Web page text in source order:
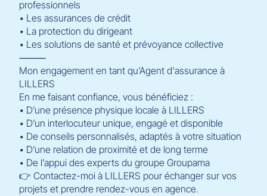
professionnels
• Les assurances de crédit
• La protection du dirigeant
• Les solutions de santé et prévoyance collective
⸻
Mon engagement en tant qu’Agent d'assurance à
LILLERS
En me faisant confiance, vous bénéficiez :
• D’une présence physique locale à LILLERS
• D’un interlocuteur unique, engagé et disponible
• De conseils personnalisés, adaptés à votre situation
• D’une relation de proximité et de long terme
• De l’appui des experts du groupe Groupama
👉 Contactez-moi à LILLERS pour échanger sur vos
projets et prendre rendez-vous en agence.